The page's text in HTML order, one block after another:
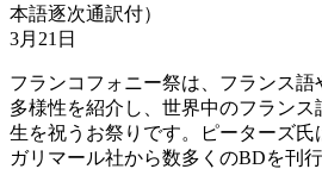
本語逐次通訳付）
3月21日
フランコフォニー祭は、フランス
多様性を紹介し、世界中のフラン
生を祝うお祭りです。ピーターズ
ガリマール社から数多くのBDを刊